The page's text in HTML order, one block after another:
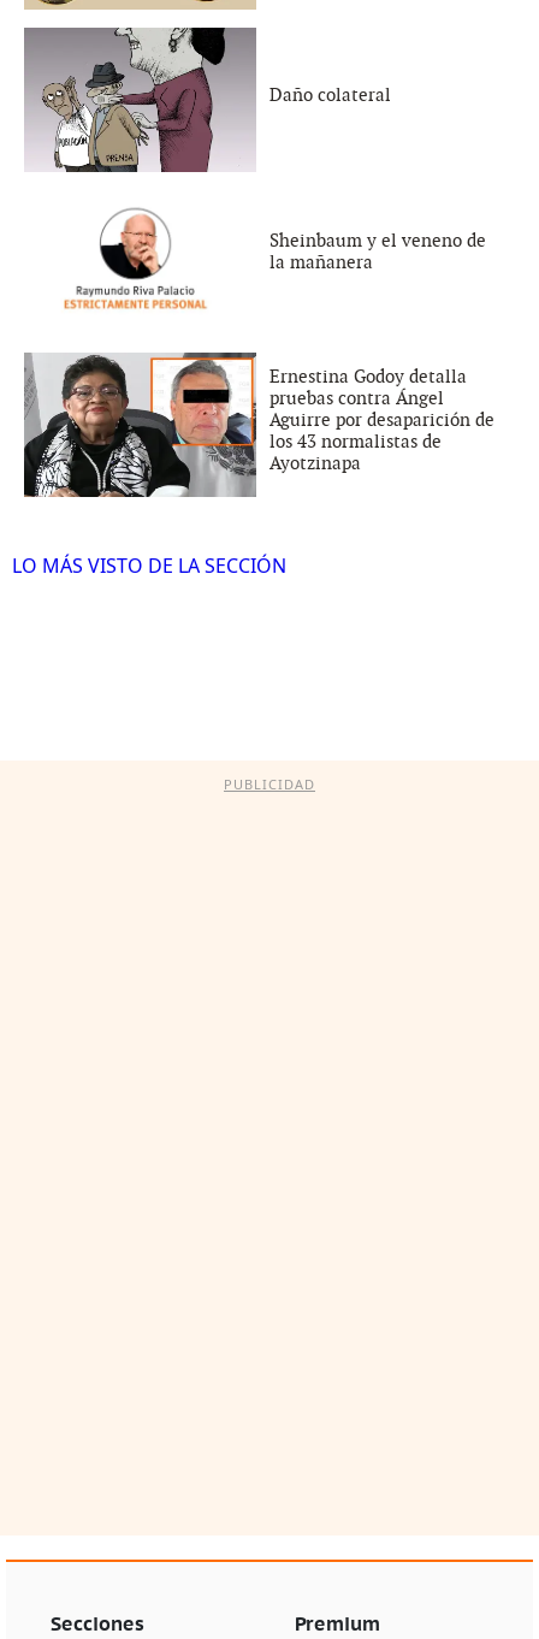
Daño colateral
Sheinbaum y el veneno de
la mañanera
Ernestina Godoy detalla
pruebas contra Ángel
Aguirre por desaparición de
los 43 normalistas de
Ayotzinapa
LO MÁS VISTO DE LA SECCIÓN
PUBLICIDAD
Secciones Premium